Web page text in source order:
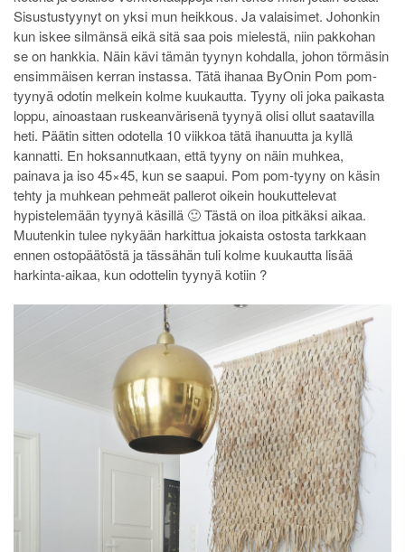
Sisustustyynyt on yksi mun heikkous. Ja valaisimet. Johonkin
kun iskee silmänsä eikä sitä saa pois mielestä, niin pakkohan
se on hankkia. Näin kävi tämän tyynyn kohdalla, johon törmäsin
ensimmäisen kerran instassa. Tätä ihanaa ByOnin Pom pom-
tyynyä odotin melkein kolme kuukautta. Tyyny oli joka paikasta
loppu, ainoastaan ruskeanvärisenä tyynyä olisi ollut saatavilla
heti. Päätin sitten odotella 10 viikkoa tätä ihanuutta ja kyllä
kannatti. En hoksannutkaan, että tyyny on näin muhkea,
painava ja iso 45×45, kun se saapui. Pom pom-tyyny on käsin
tehty ja muhkean pehmeät pallerot oikein houkuttelevat
hypistelemään tyynyä käsillä 🙂 Tästä on iloa pitkäksi aikaa.
Muutenkin tulee nykyään harkittua jokaista ostosta tarkkaan
ennen ostopäätöstä ja tässähän tuli kolme kuukautta lisää
harkinta-aikaa, kun odottelin tyynyä kotiin ?